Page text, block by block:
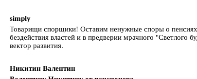
simply
Товарищи спорщики! Оставим ненужные споры о
бездействия властей и в предверии мрачного
вектор развития.
Никитин Валентин